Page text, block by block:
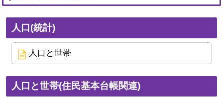
人口(統計)
人口と世帯
人口と世帯(住民基本台帳関連)